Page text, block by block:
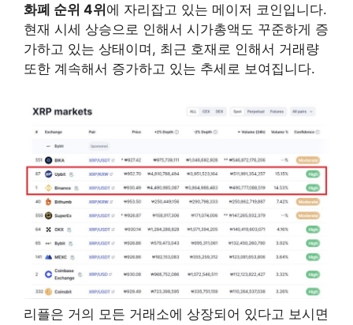
화폐 순위 4위에 자리잡고 있는 메이저 코인입니다.
현재 시세 상승으로 인해서 시가총액도 꾸준하게 증
가하고 있는 상태이며, 최근 호재로 인해서 거래량
또한 계속해서 증가하고 있는 추세로 보여집니다.
리플은 거의 모든 거래소에 상장되어 있다고 보시면